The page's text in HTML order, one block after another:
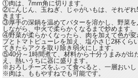
①肉は、7mm角に切ります。
②にんじん、玉ねぎ、じゃがいもは、それぞ
きます。
③厚手の深鍋を温めてバターを溶かし、野菜
しながら、中火で柔らかくなるまで炒めます。
④野菜が柔らかくなったら、肉を加えて色が
プとトマトピューレを加え、塩小さじ2杯くら
てきたらアクを取り除き弱火にします。
⑤40分～1時間煮て、材料から十分うまみが出
え、熱いうちに器に盛ります。
※おろしチーズをふって食べると、一層おい
※肉は、ももやすねでも可能です。